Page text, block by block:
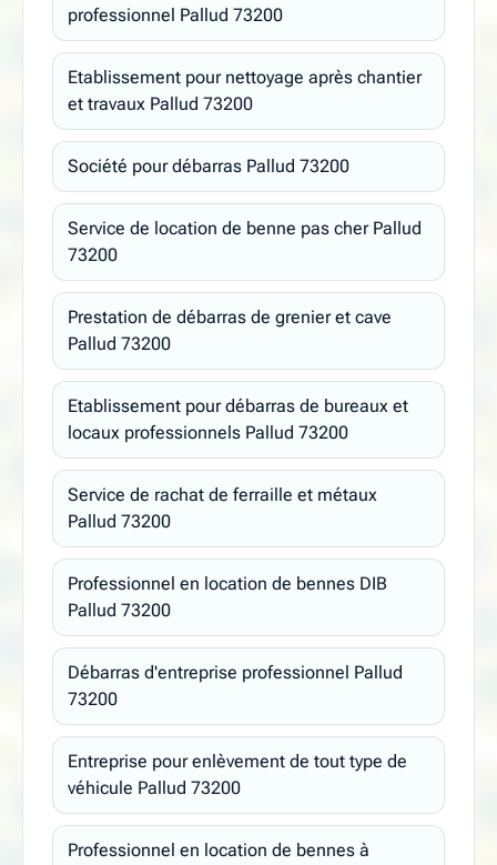
professionnel Pallud 73200
Etablissement pour nettoyage après chantier
et travaux Pallud 73200
Société pour débarras Pallud 73200
Service de location de benne pas cher Pallud
73200
Prestation de débarras de grenier et cave
Pallud 73200
Etablissement pour débarras de bureaux et
locaux professionnels Pallud 73200
Service de rachat de ferraille et métaux
Pallud 73200
Professionnel en location de bennes DIB
Pallud 73200
Débarras d'entreprise professionnel Pallud
73200
Entreprise pour enlèvement de tout type de
véhicule Pallud 73200
Professionnel en location de bennes à